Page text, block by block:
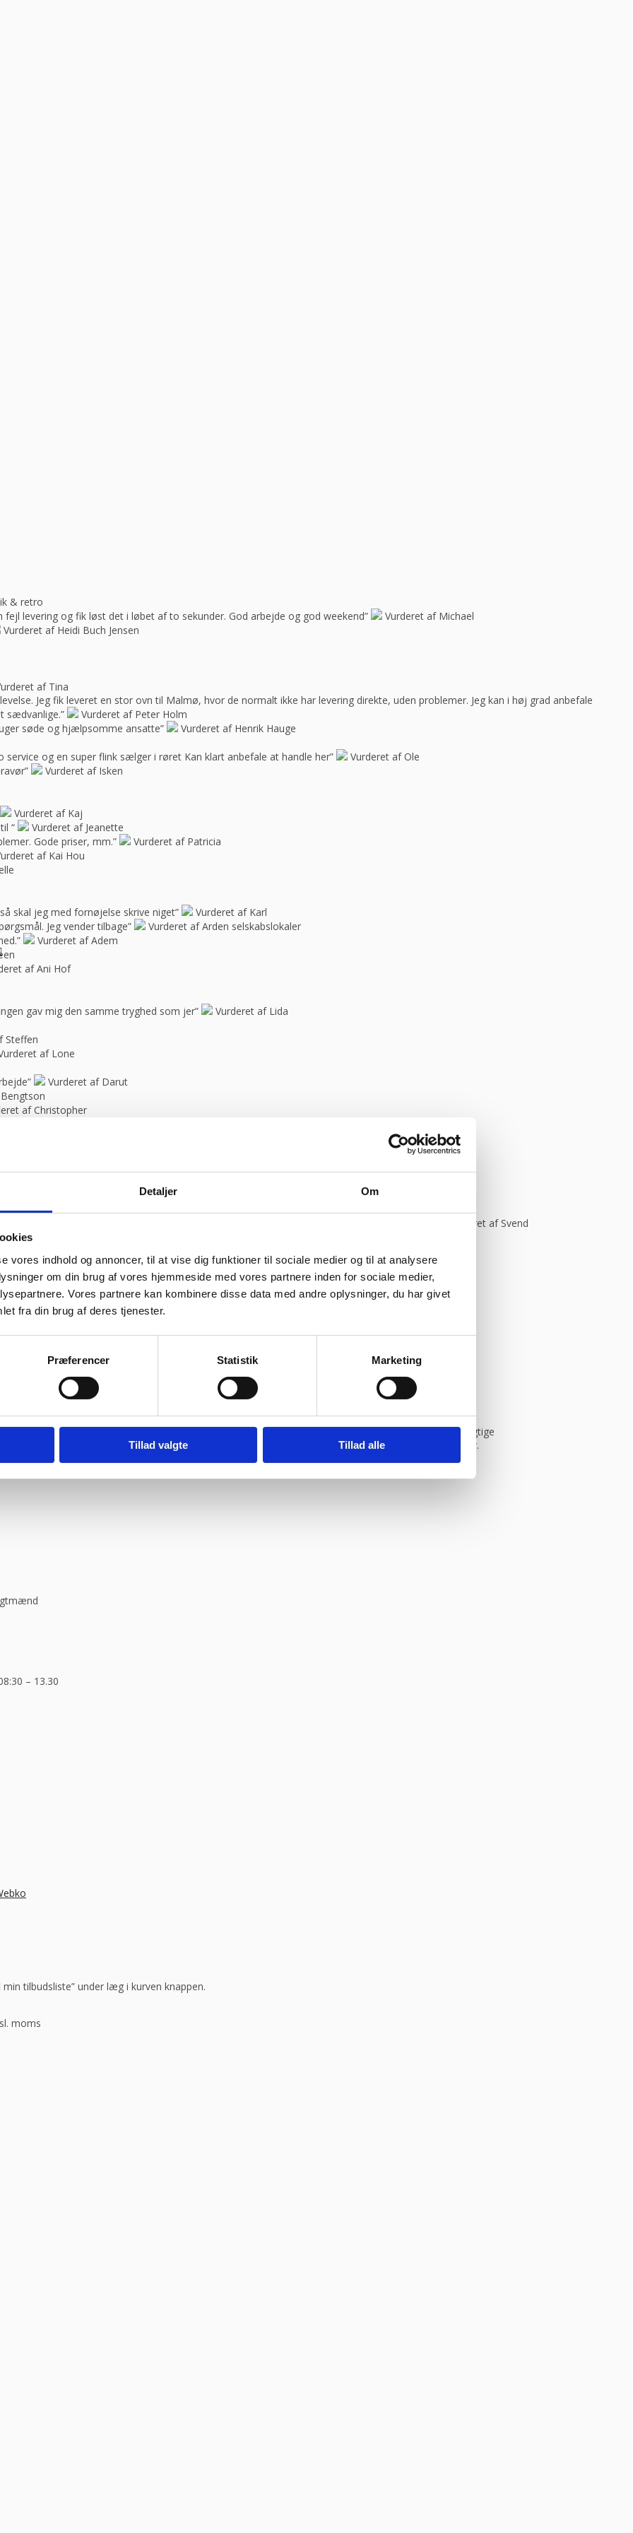
Detaljer Om
vores indhold og annoncer, til at vise dig funktioner til sociale medier og til at analysere
om din brug af vores hjemmeside med vores partnere inden for sociale medier,
Vores partnere kan kombinere disse data med andre oplysninger, du har givet
fra din brug af deres tjenester.
Præferencer Statistik Marketing
Tillad valgte Tillad alle
– 13.30
& retro
levering og fik løst det i løbet af to sekunder. God arbejde og god weekend”
Vurderet af Michael
Vurderet af Heidi Buch Jensen
af Tina
Jeg fik leveret en stor ovn til Malmø, hvor de normalt ikke har levering direkte, uden problemer. Jeg kan i høj grad anbefale
sædvanlige.”
Vurderet af Peter Holm
søde og hjælpsomme ansatte”
Vurderet af Henrik Hauge
og en super flink sælger i røret Kan klart anbefale at handle her”
Vurderet af Ole
Vurderet af Isken
Vurderet af Kaj
“
Vurderet af Jeanette
Gode priser, mm.”
Vurderet af Patricia
af Kai Hou
skal jeg med fornøjelse skrive niget”
Vurderet af Karl
Jeg vender tilbage”
Vurderet af Arden selskabslokaler
Vurderet af Adem
af Ani Hof
gav mig den samme tryghed som jer”
Vurderet af Lida
Steffen
af Lone
Vurderet af Darut
af Christopher
han snakker om og kan vejlede os kunder”
vores anbefalinger.”
Vurderet af anonym
sjælden positiv fantastisk oplevelse, som jeg sent vil glemme! Kommer helt sikkert igen.”
Vurderet af Svend
han snakker om og kan vejlede os kunder
siden 1994. Vi bruger vores store viden inden for indkøb og logistik, og vi sikrer dig derfor de rigtige
tilliden, som kernen i vores arbejde, kan du trygt vælge os som din leverandør inden for bageriudstyr.
tilbudsliste” under læg i kurven knappen.
moms